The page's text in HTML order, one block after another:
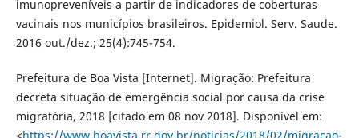
imunopreveníveis a partir de indicadores de coberturas
vacinais nos municípios brasileiros. Epidemiol. Serv. Saude.
2016 out./dez.; 25(4):745-754.
Prefeitura de Boa Vista [Internet]. Migração: Prefeitura
decreta situação de emergência social por causa da crise
migratória, 2018 [citado em 08 nov 2018]. Disponível em: